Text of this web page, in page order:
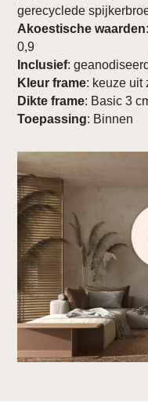
gerecyclede
Akoestische waarden
0,9
Inclusief:
Kleur frame: keuze uit
Dikte frame: Basic 3
Toepassing: Binnen